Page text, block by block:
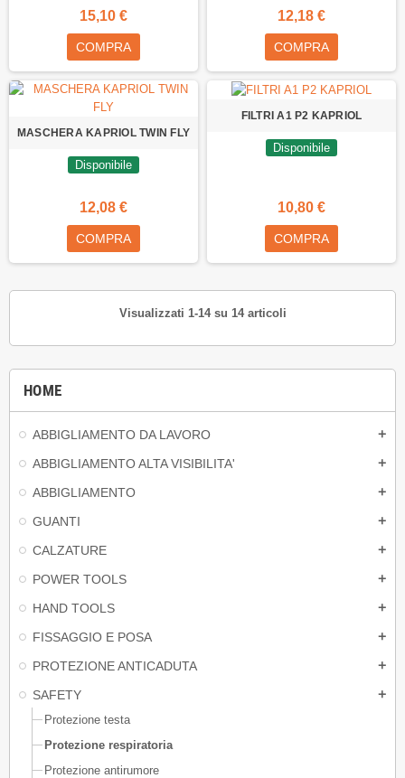
HOME
ABBIGLIAMENTO DA LAVORO add
ABBIGLIAMENTO ALTA VISIBILITA' add
ABBIGLIAMENTO add
GUANTI add
CALZATURE add
POWER TOOLS add
HAND TOOLS add
FISSAGGIO E POSA add
PROTEZIONE ANTICADUTA add
SAFETY add
Protezione testa
Protezione respiratoria
Protezione antirumore
15,10 €
COMPRA
12,18 €
COMPRA
MASCHERA KAPRIOL TWIN FLY
Disponibile
12,08 €
COMPRA
FILTRI A1 P2 KAPRIOL
Disponibile
10,80 €
COMPRA
Visualizzati 1-14 su 14 articoli